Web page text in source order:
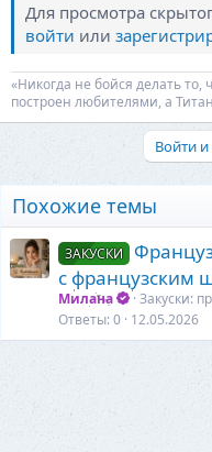
Для просмотра
войти или
«Никогда не бойся делать
построен любителями, а
Войти и
Похожие темы
ЗАКУСКИ
с французским
Милана
Закуски:
Ответы 0 12.05.2026